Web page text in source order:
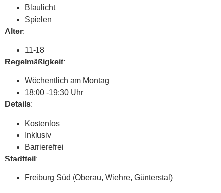
Blaulicht
Spielen
Alter:
11-18
Regelmäßigkeit:
Wöchentlich am Montag
18:00 -19:30 Uhr
Details:
Kostenlos
Inklusiv
Barrierefrei
Stadtteil :
Freiburg Süd (Oberau, Wiehre, Günterstal)